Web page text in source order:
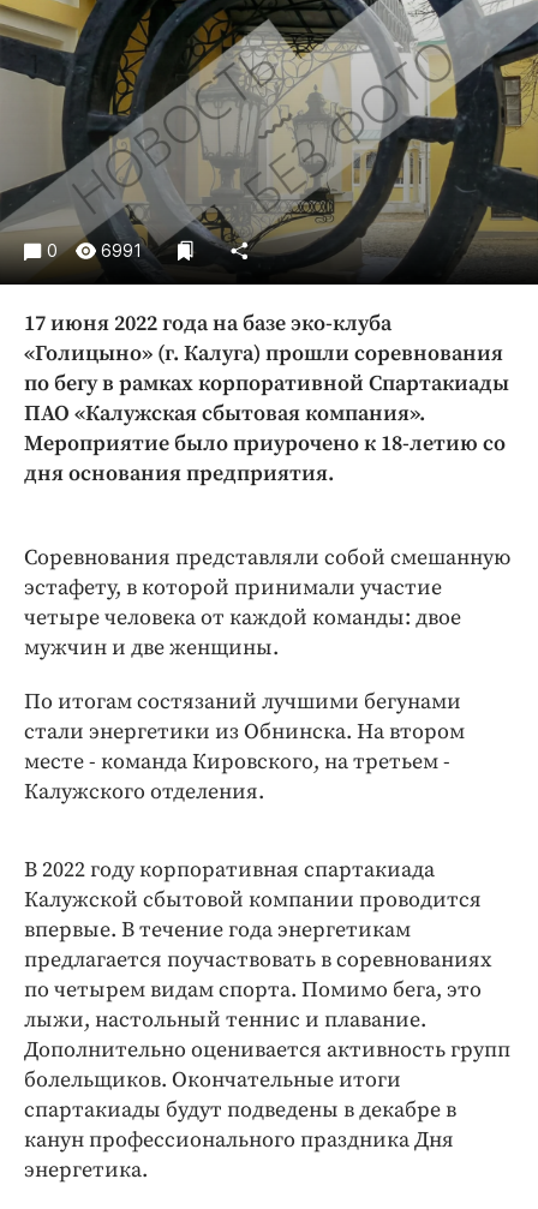
Криминал
Культура
Недвижимость и ЖКХ
Образование
Общество
Погода
Праздники
Происшествия
Экономика и бизнес
ПРОЕКТЫ
Блоги
Издания
Клиника года
Бренд года
Работодатель года
0 6991
17 июня 2022 года на базе эко-клуба
«Голицыно» (г. Калуга) прошли соревнования
по бегу в рамках корпоративной Спартакиады
ПАО «Калужская сбытовая компания».
Мероприятие было приурочено к 18-летию со
дня основания предприятия.
Соревнования представляли собой смешанную
эстафету, в которой принимали участие
четыре человека от каждой команды: двое
мужчин и две женщины.
По итогам состязаний лучшими бегунами
стали энергетики из Обнинска. На втором
месте - команда Кировского, на третьем -
Калужского отделения.
В 2022 году корпоративная спартакиада
Калужской сбытовой компании проводится
впервые. В течение года энергетикам
предлагается поучаствовать в соревнованиях
по четырем видам спорта. Помимо бега, это
лыжи, настольный теннис и плавание.
Дополнительно оценивается активность групп
болельщиков. Окончательные итоги
спартакиады будут подведены в декабре в
канун профессионального праздника Дня
энергетика.